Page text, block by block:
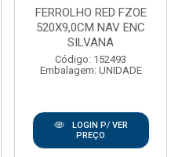
FERROLHO RED FZOE
520X9,0CM NAV ENC
SILVANA
Código: 152493
Embalagem: UNIDADE
LOGIN P/ VER
PREÇO